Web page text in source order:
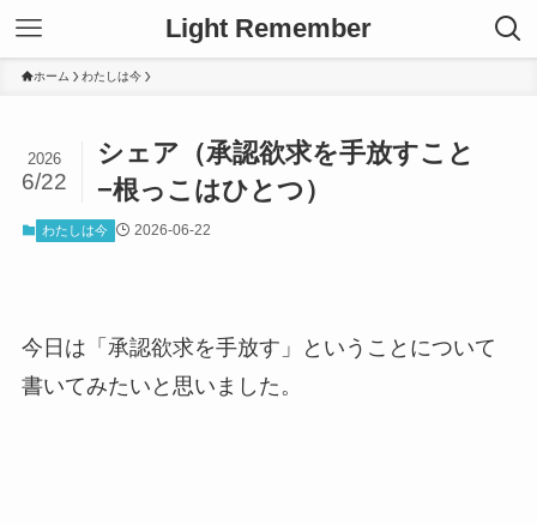
Light Remember
ホーム わたしは今
シェア（承認欲求を手放すこと
−根っこはひとつ）
2026
6/22
わたしは今 2026-06-22
今日は「承認欲求を手放す」ということについて
書いてみたいと思いました。